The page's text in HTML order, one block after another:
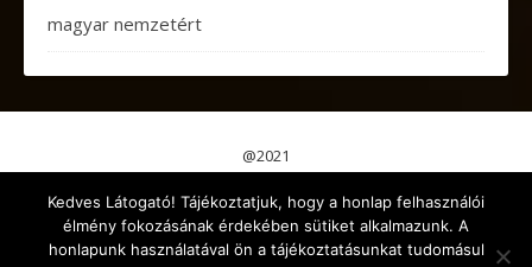
magyar nemzetért
@2021
Aktuális események Érdekes cikkek Gyermekeknek
Kikapcsolódás
Egyéb
Kedves Látogató! Tájékoztatjuk, hogy a honlap felhasználói
élmény fokozásának érdekében sütiket alkalmazunk. A
honlapunk használatával ön a tájékoztatásunkat tudomásul